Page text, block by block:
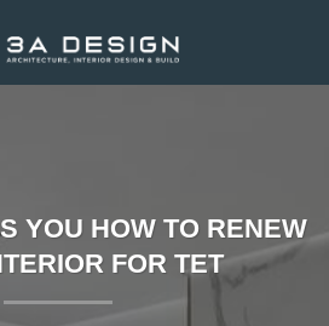
YOU HOW TO RENEW
FOR TET